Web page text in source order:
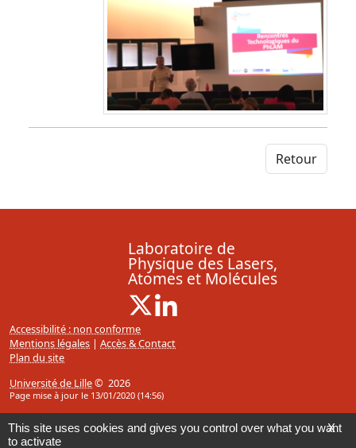
Retour
Laboratoire de
Physique des Lasers,
Atomes et Molécules
X ( Nouvelle fenêtre)
Accessibilité : non conforme
Mentions légales | Accès & Contact
Plan du site
Université de Lille© 2026
Page mise à jour le 13/01/2020 (14:56)
X
This site uses cookies and gives you control over what you want
to activate